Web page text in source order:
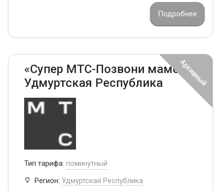
Подробнее
«Супер МТС-Позвони маме»
Удмуртская Республика
Тип тарифа: поминутный
Регион: Удмуртская Республика